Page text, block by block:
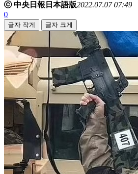
ⓒ 中央日報日本語版2022.07.07 07:49
0
글자 작게 글자 크게